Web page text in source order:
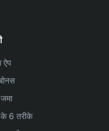
ऐप
6 तरीके